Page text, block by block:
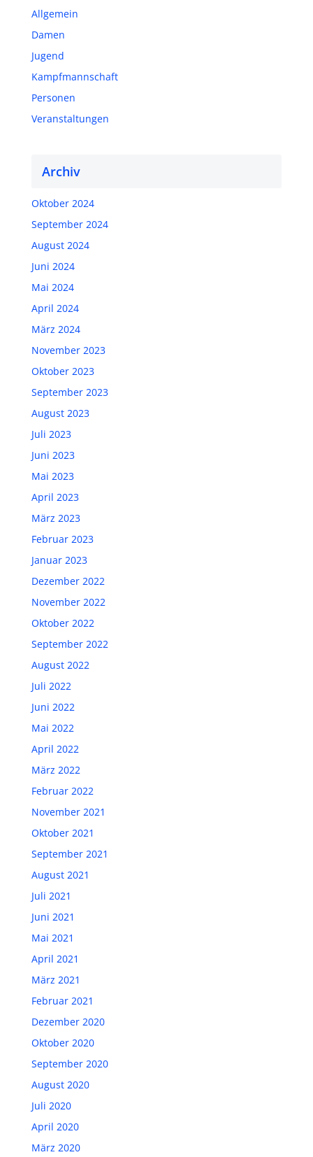
Allgemein
Damen
Jugend
Kampfmannschaft
Personen
Veranstaltungen
Archiv
Oktober 2024
September 2024
August 2024
Juni 2024
Mai 2024
April 2024
März 2024
November 2023
Oktober 2023
September 2023
August 2023
Juli 2023
Juni 2023
Mai 2023
April 2023
März 2023
Februar 2023
Januar 2023
Dezember 2022
November 2022
Oktober 2022
September 2022
August 2022
Juli 2022
Juni 2022
Mai 2022
April 2022
März 2022
Februar 2022
November 2021
Oktober 2021
September 2021
August 2021
Juli 2021
Juni 2021
Mai 2021
April 2021
März 2021
Februar 2021
Dezember 2020
Oktober 2020
September 2020
August 2020
Juli 2020
April 2020
März 2020